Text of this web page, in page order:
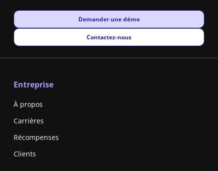
New window
Demander une démo
New window
Contactez-nous
Entreprise
À propos
Carrières
Récompenses
Clients